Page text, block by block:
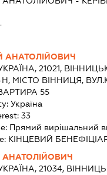
АНАТОЛІЙОВИЧ
21021,
МІСТО ВІННИЦЯ,
55
Україна
33
Прямий вирішальний
КІНЦЕВИЙ
АНАТОЛІЙОВИЧ
21034,